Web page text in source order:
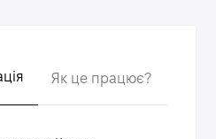
Як це працює?